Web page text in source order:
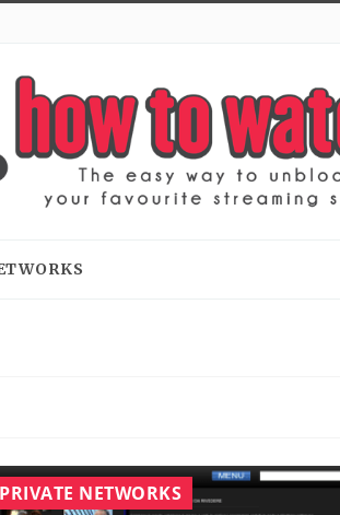
NETWORKS